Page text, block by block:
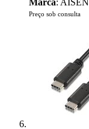
Marca:
Preço sob consulta